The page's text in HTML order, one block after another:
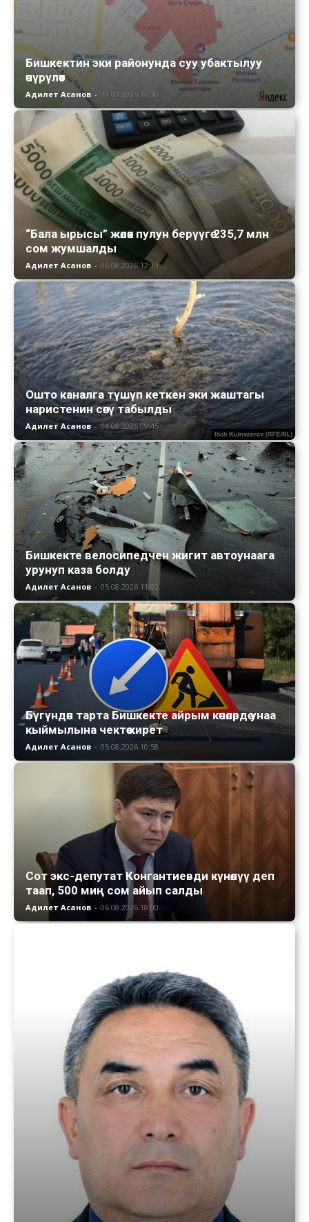
Бишкектин эки районунда суу убактылуу
өчүрүлөт
Адилет Асанов - 31.07.2026 16:30
“Бала ырысы” жөлөк пулун берүүгө 235,7 млн
сом жумшалды
Адилет Асанов - 06.08.2026 12:19
Ошто каналга түшүп кеткен эки жаштагы
наристенин сөөгү табылды
Адилет Асанов - 04.08.2026 09:45
Бишкекте велосипедчен жигит автоунаага
урунуп каза болду
Адилет Асанов - 05.08.2026 11:02
Бүгүндөн тарта Бишкекте айрым көчөлөрдө унаа
кыймылына чектөө кирет
Адилет Асанов - 05.08.2026 10:58
Сот экс-депутат Конгантиевди күнөөлүү деп
таап, 500 миң сом айып салды
Адилет Асанов - 06.08.2026 18:00